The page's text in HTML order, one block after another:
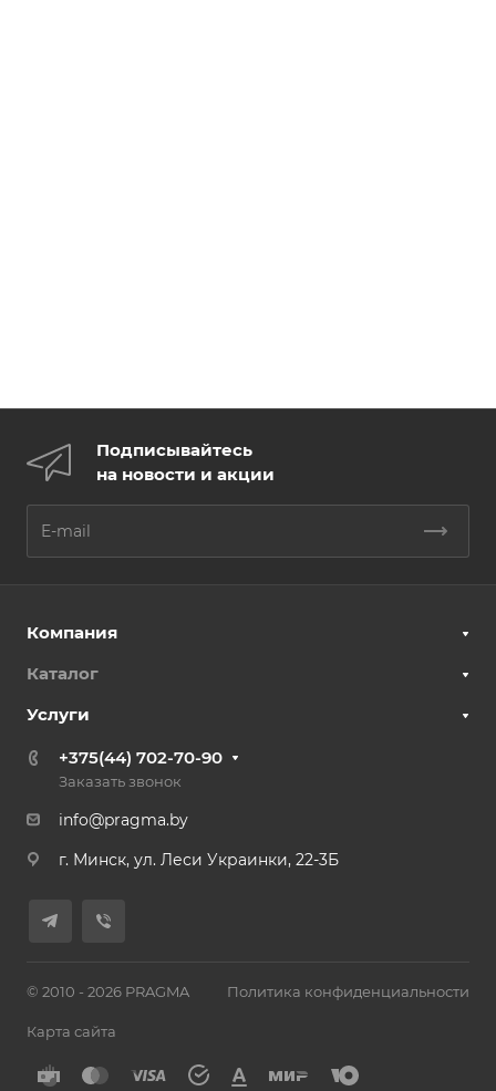
Подписывайтесь
на новости и акции
Компания
Каталог
Услуги
+375(44) 702-70-90
Заказать звонок
info@pragma.by
г. Минск, ул. Леси Украинки, 22-3Б
© 2010 - 2026 PRAGMA Политика конфиденциальности
Карта сайта